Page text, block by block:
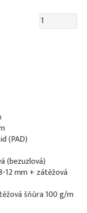
(PAD)
(bezuzlová)
12 mm + zátěžová
šňůra 100 g/m